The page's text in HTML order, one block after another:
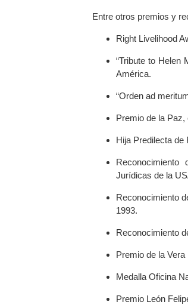
Entre otros premios y
Right Livelihood
“Tribute to Helen
América.
“Orden ad
Premio de la Paz,
Hija Predilecta de
Jurídicas de la
Reconocimiento
1993.
Reconocimiento
Premio de la
Medalla Oficina
Premio León